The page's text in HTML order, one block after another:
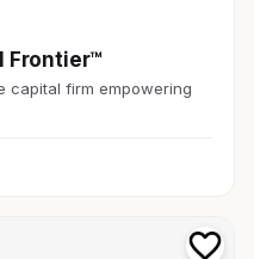
Frontier™
capital firm empowering